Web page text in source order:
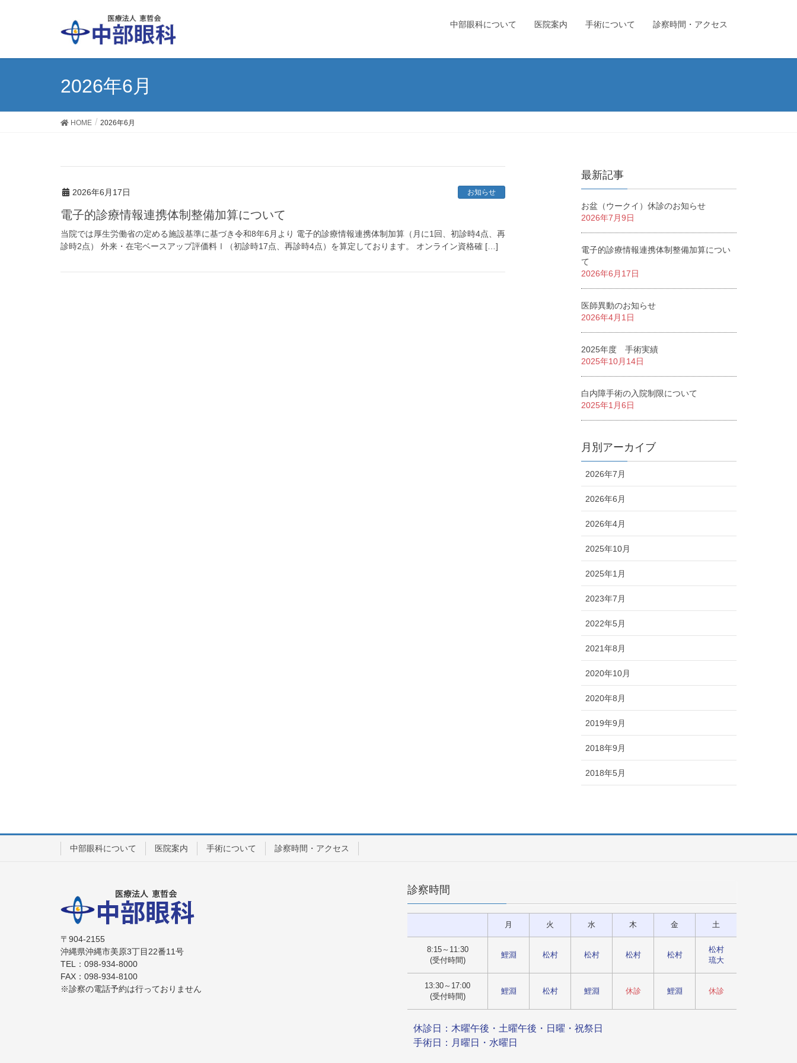
中部眼科について 医院案内 手術について 診察時間・アクセス
2026年6月
HOME 2026年6月
2026年6月17日 お知らせ
電子的診療情報連携体制整備加算について
当院では厚生労働省の定める施設基準に基づき令和8年6月より 電子的診療情報連携体制加算（月に1回、初診時4点、再
診時2点） 外来・在宅ベースアップ評価料Ⅰ（初診時17点、再診時4点）を算定しております。 オンライン資格確 […]
最新記事
お盆（ウークイ）休診のお知らせ
2026年7月9日
電子的診療情報連携体制整備加算につい
て
2026年6月17日
医師異動のお知らせ
2026年4月1日
2025年度 手術実績
2025年10月14日
白内障手術の入院制限について
2025年1月6日
月別アーカイブ
2026年7月
2026年6月
2026年4月
2025年10月
2025年1月
2023年7月
2022年5月
2021年8月
2020年10月
2020年8月
2019年9月
2018年9月
2018年5月
中部眼科について 医院案内 手術について 診察時間・アクセス
〒904-2155
沖縄県沖縄市美原3丁目22番11号
TEL：098-934-8000
FAX：098-934-8100
※診察の電話予約は行っておりません
診察時間
月 火 水 木 金 土
8:15～11:30
(受付時間)
鯉淵 松村 松村 松村 松村
松村
琉大
13:30～17:00
(受付時間)
鯉淵 松村 鯉淵 休診 鯉淵 休診
休診日：木曜午後・土曜午後・日曜・祝祭日
手術日：月曜日・水曜日